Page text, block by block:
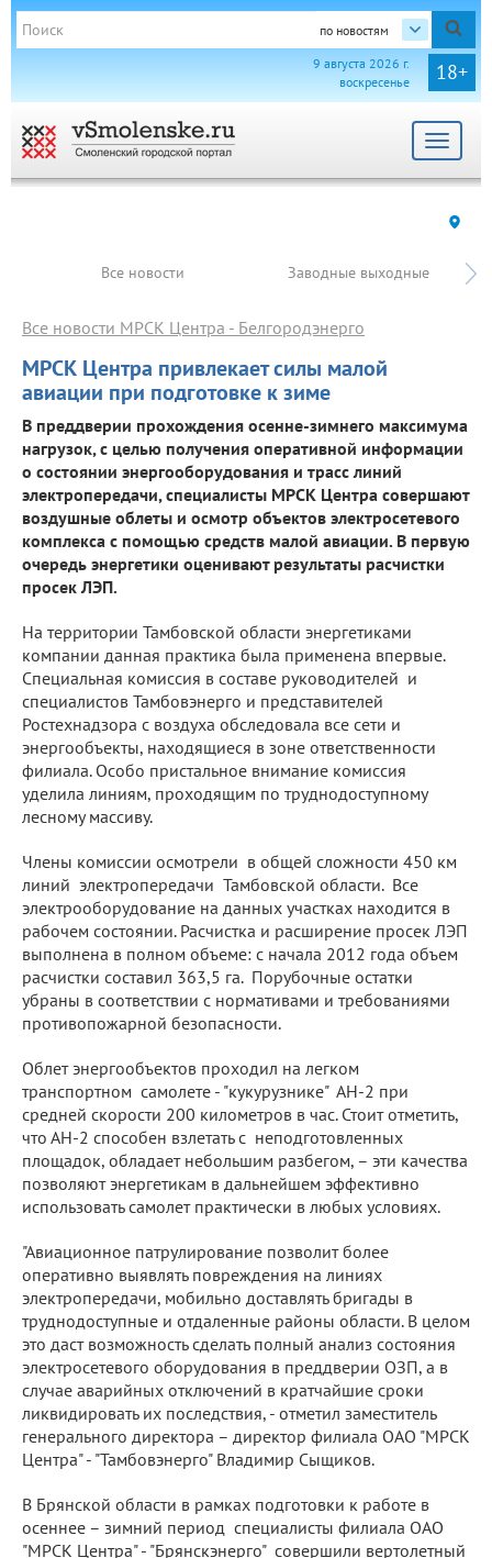
по новостям
18+
9 августа 2026 г.
воскресенье
Toggle
Все новости Заводные выходные
МРСК Центра привлекает силы малой
авиации при подготовке к зиме
Все новости МРСК Центра - Белгородэнерго
В преддверии прохождения осенне-зимнего максимума
нагрузок, с целью получения оперативной информации
о состоянии энергооборудования и трасс линий
электропередачи, специалисты МРСК Центра совершают
воздушные облеты и осмотр объектов электросетевого
комплекса с помощью средств малой авиации. В первую
очередь энергетики оценивают результаты расчистки
просек ЛЭП.
На территории Тамбовской области энергетиками
компании данная практика была применена впервые.
Специальная комиссия в составе руководителей и
специалистов Тамбовэнерго и представителей
Ростехнадзора с воздуха обследовала все сети и
энергообъекты, находящиеся в зоне ответственности
филиала. Особо пристальное внимание комиссия
уделила линиям, проходящим по труднодоступному
лесному массиву.
Члены комиссии осмотрели в общей сложности 450 км
линий электропередачи Тамбовской области. Все
электрооборудование на данных участках находится в
рабочем состоянии. Расчистка и расширение просек ЛЭП
выполнена в полном объеме: с начала 2012 года объем
расчистки составил 363,5 га. Порубочные остатки
убраны в соответствии с нормативами и требованиями
противопожарной безопасности.
Облет энергообъектов проходил на легком
транспортном самолете - "кукурузнике" АН-2 при
средней скорости 200 километров в час. Стоит отметить,
что АН-2 способен взлетать с неподготовленных
площадок, обладает небольшим разбегом, – эти качества
позволяют энергетикам в дальнейшем эффективно
использовать самолет практически в любых условиях.
"Авиационное патрулирование позволит более
оперативно выявлять повреждения на линиях
электропередачи, мобильно доставлять бригады в
труднодоступные и отдаленные районы области. В целом
это даст возможность сделать полный анализ состояния
электросетевого оборудования в преддверии ОЗП, а в
случае аварийных отключений в кратчайшие сроки
ликвидировать их последствия, - отметил заместитель
генерального директора – директор филиала ОАО "МРСК
Центра" - "Тамбовэнерго" Владимир Сыщиков.
В Брянской области в рамках подготовки к работе в
осеннее – зимний период специалисты филиала ОАО
"МРСК Центра" - "Брянскэнерго" совершили вертолетный